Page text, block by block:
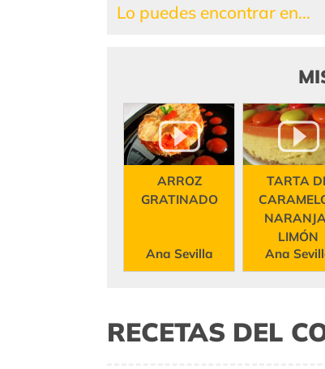
Lo puedes encontrar en...
ARROZ
GRATINADO
Ana Sevilla
TARTA
LIMÓN
Ana
RECETAS DEL